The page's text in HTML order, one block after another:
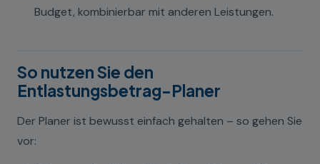
Budget, kombinierbar mit anderen Leistungen.
So nutzen Sie den
Entlastungsbetrag-Planer
Der Planer ist bewusst einfach gehalten – so gehen Sie
vor: